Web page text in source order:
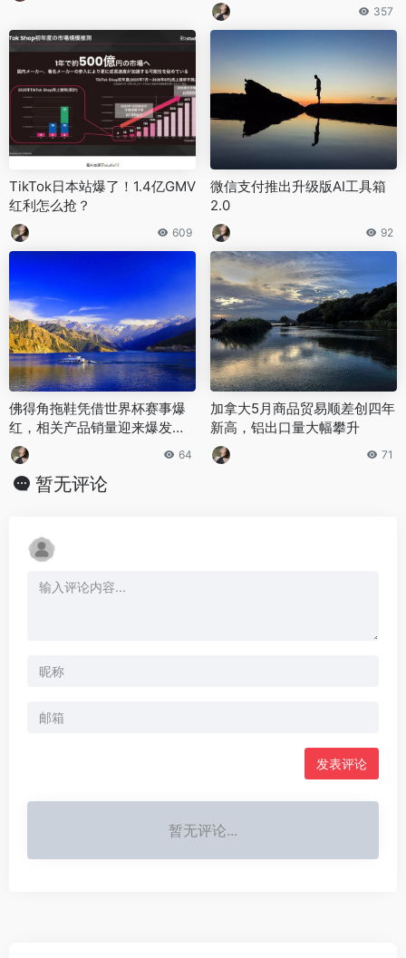
357
TikTok日本站爆了！1.4亿GMV
红利怎么抢？
609
微信支付推出升级版AI工具箱
2.0
92
佛得角拖鞋凭借世界杯赛事爆
红，相关产品销量迎来爆发式
猛涨
64
加拿大5月商品贸易顺差创四年
新高，铝出口量大幅攀升
71
暂无评论
发表评论
暂无评论...